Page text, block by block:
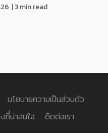
| 3 min read
นโยบายความเป็นส่วนตัว
ที่น่าสนใจ
ติดต่อเรา